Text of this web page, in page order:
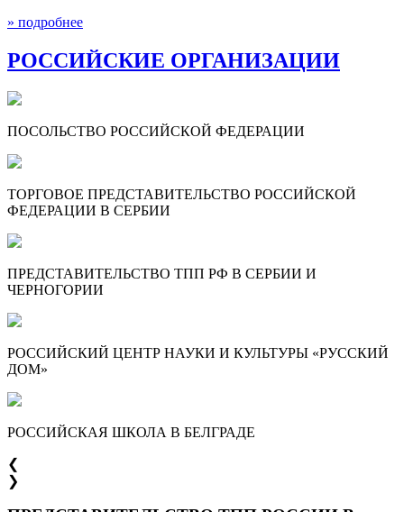
» подробнее
РОССИЙСКИЕ ОРГАНИЗАЦИИ
ПОСОЛЬСТВО РОССИЙСКОЙ ФЕДЕРАЦИИ
ТОРГОВОЕ ПРЕДСТАВИТЕЛЬСТВО РОССИЙСКОЙ
ФЕДЕРАЦИИ В СЕРБИИ
ПРЕДСТАВИТЕЛЬСТВО ТПП РФ В СЕРБИИ И
ЧЕРНОГОРИИ
РОССИЙСКИЙ ЦЕНТР НАУКИ И КУЛЬТУРЫ «РУССКИЙ
ДОМ»
РОССИЙСКАЯ ШКОЛА В БЕЛГРАДЕ
❮
❯